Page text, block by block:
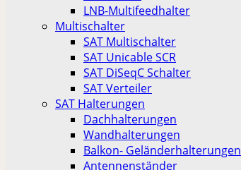
LNB-Multifeedhalter
Multischalter
SAT Multischalter
SAT Unicable SCR
SAT DiSeqC Schalter
SAT Verteiler
SAT Halterungen
Dachhalterungen
Wandhalterungen
Balkon- Geländerhalterungen
Antennenständer